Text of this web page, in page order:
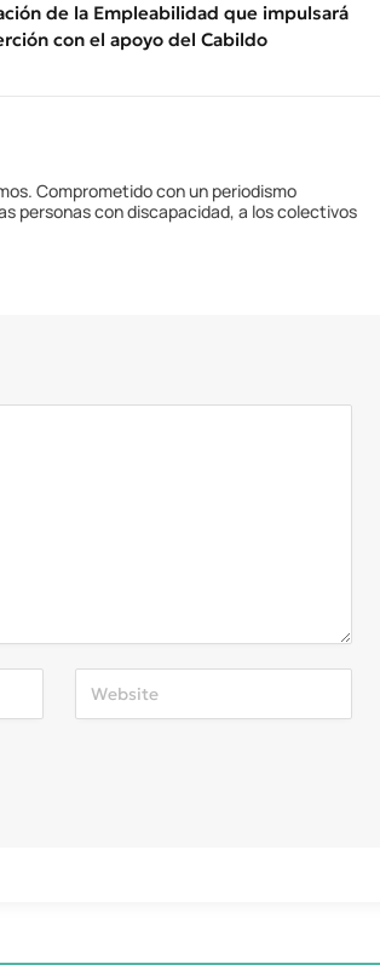
de la Empleabilidad que impulsará
con el apoyo del Cabildo
Comprometido con un periodismo
personas con discapacidad, a los colectivos